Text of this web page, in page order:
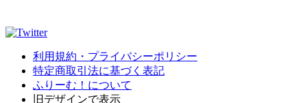
利用規約・プライバシーポリシー
特定商取引法に基づく表記
ふりーむ！について
旧デザインで表示